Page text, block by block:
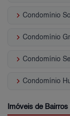
keyboard_arrow_right Condomínio
keyboard_arrow_right Condomínio
keyboard_arrow_right Condomínio
keyboard_arrow_right Condomínio
Imóveis de